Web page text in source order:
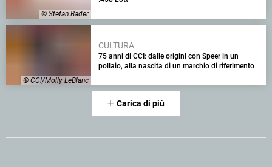
© Stefan Bader
© CCI/Molly LeBlanc
CULTURA
75 anni di CCI: dalle origini con Speer in un
pollaio, alla nascita di un marchio di riferimento
Carica di più